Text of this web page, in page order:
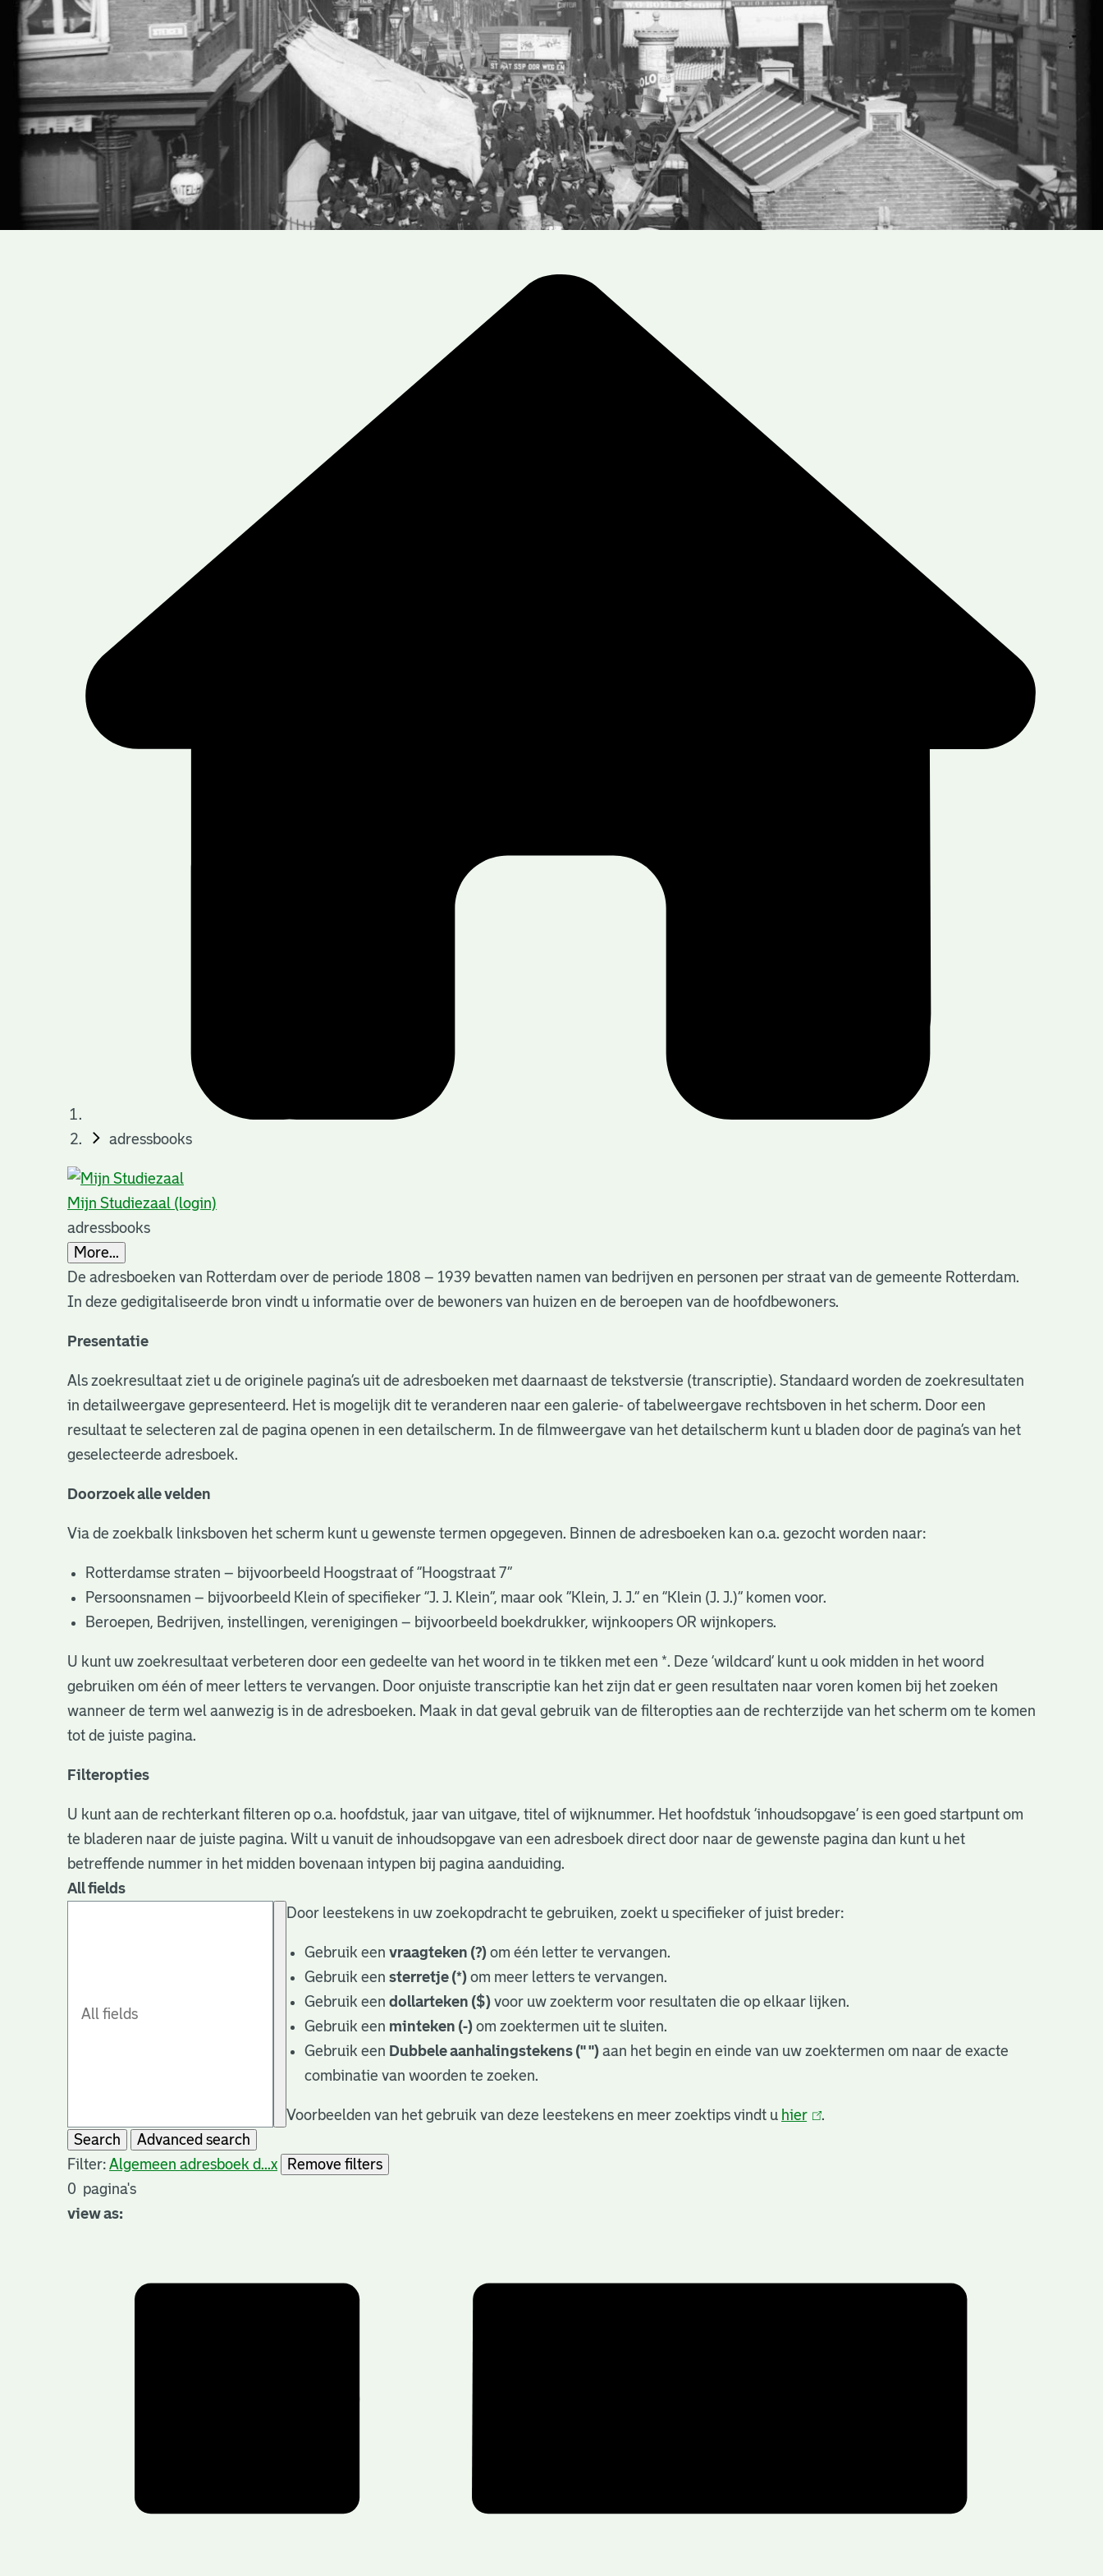
adressbooks
Mijn Studiezaal (login)
adressbooks
More...
De adresboeken van Rotterdam over de periode 1808 – 1939 bevatten namen van bedrijven en personen per straat van de gemeente Rotterdam.
In deze gedigitaliseerde bron vindt u informatie over de bewoners van huizen en de beroepen van de hoofdbewoners.
Presentatie
Als zoekresultaat ziet u de originele pagina’s uit de adresboeken met daarnaast de tekstversie (transcriptie). Standaard worden de zoekresultaten
in detailweergave gepresenteerd. Het is mogelijk dit te veranderen naar een galerie- of tabelweergave rechtsboven in het scherm. Door een
resultaat te selecteren zal de pagina openen in een detailscherm. In de filmweergave van het detailscherm kunt u bladen door de pagina’s van het
geselecteerde adresboek.
Doorzoek alle velden
Via de zoekbalk linksboven het scherm kunt u gewenste termen opgegeven. Binnen de adresboeken kan o.a. gezocht worden naar:
Rotterdamse straten – bijvoorbeeld Hoogstraat of “Hoogstraat 7”
Persoonsnamen – bijvoorbeeld Klein of specifieker “J. J. Klein”, maar ook ”Klein, J. J.” en “Klein (J. J.)” komen voor.
Beroepen, Bedrijven, instellingen, verenigingen – bijvoorbeeld boekdrukker, wijnkoopers OR wijnkopers.
U kunt uw zoekresultaat verbeteren door een gedeelte van het woord in te tikken met een *. Deze ‘wildcard’ kunt u ook midden in het woord
gebruiken om één of meer letters te vervangen. Door onjuiste transcriptie kan het zijn dat er geen resultaten naar voren komen bij het zoeken
wanneer de term wel aanwezig is in de adresboeken. Maak in dat geval gebruik van de filteropties aan de rechterzijde van het scherm om te komen
tot de juiste pagina.
Filteropties
U kunt aan de rechterkant filteren op o.a. hoofdstuk, jaar van uitgave, titel of wijknummer. Het hoofdstuk ‘inhoudsopgave’ is een goed startpunt om
te bladeren naar de juiste pagina. Wilt u vanuit de inhoudsopgave van een adresboek direct door naar de gewenste pagina dan kunt u het
betreffende nummer in het midden bovenaan intypen bij pagina aanduiding.
All fields
Door leestekens in uw zoekopdracht te gebruiken, zoekt u specifieker of juist breder:
Gebruik eenvraagteken (?) om één letter te vervangen.
Gebruik eensterretje (*) om meer letters te vervangen.
Gebruik eendollarteken ($) voor uw zoekterm voor resultaten die op elkaar lijken.
Gebruik een minteken (-) om zoektermen uit te sluiten.
Gebruik een Dubbele aanhalingstekens (" ") aan het begin en einde van uw zoektermen om naar de exacte
combinatie van woorden te zoeken.
Voorbeelden van het gebruik van deze leestekens en meer zoektips vindt u hier(link
.
Search
Advanced search
Filter: Algemeen adresboek d...x
Remove filters
0 pagina's
view as: